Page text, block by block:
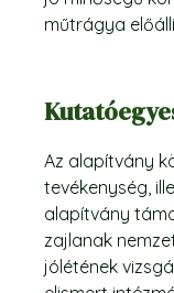
műtrágya
Az alapítvány
tevékenység,
alapítvány
zajlanak
jólétének